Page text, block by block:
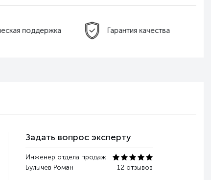
поддержка Гарантия качества
Задать вопрос эксперту
Инженер отдела продаж
Булычев Роман
12 отзывов